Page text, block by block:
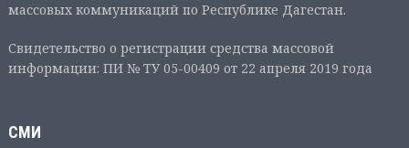
массовых коммуникаций по Республике Дагестан.
Свидетельство о регистрации средства массовой
информации: ПИ № ТУ 05-00409 от 22 апреля 2019 года
СМИ